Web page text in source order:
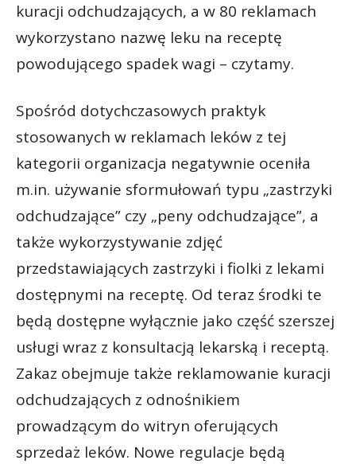
kuracji odchudzających, a w 80 reklamach
wykorzystano nazwę leku na receptę
powodującego spadek wagi – czytamy.
Spośród dotychczasowych praktyk
stosowanych w reklamach leków z tej
kategorii organizacja negatywnie oceniła
m.in. używanie sformułowań typu „zastrzyki
odchudzające” czy „peny odchudzające”, a
także wykorzystywanie zdjęć
przedstawiających zastrzyki i fiolki z lekami
dostępnymi na receptę. Od teraz środki te
będą dostępne wyłącznie jako część szerszej
usługi wraz z konsultacją lekarską i receptą.
Zakaz obejmuje także reklamowanie kuracji
odchudzających z odnośnikiem
prowadzącym do witryn oferujących
sprzedaż leków. Nowe regulacje będą